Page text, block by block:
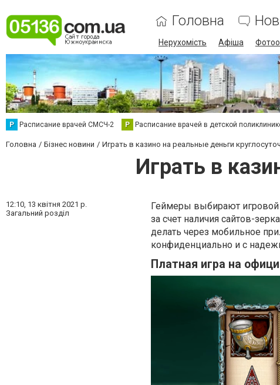
Головна
Нерухомість Афіша
Р Расписание врачей СМСЧ-2 Р Расписание врачей в детской
Головна Бізнес новини Играть в казино на реальные деньги
Играть в
12:10, 13 квітня 2021 р.
Загальний розділ
Геймеры выбирают игровой
за счет наличия сайтов-
делать через мобильное
конфиденциально и с
Платная игра на